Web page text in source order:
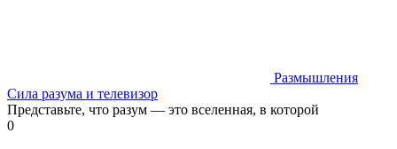
Размышления
Сила разума и телевизор
Представьте, что разум — это вселенная, в которой
0